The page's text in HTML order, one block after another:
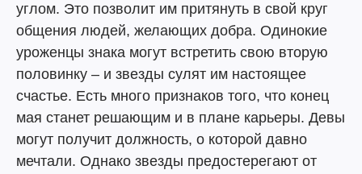
углом. Это позволит им притянуть в свой круг
общения людей, желающих добра. Одинокие
уроженцы знака могут встретить свою вторую
половинку – и звезды сулят им настоящее
счастье. Есть много признаков того, что конец
мая станет решающим и в плане карьеры. Девы
могут получит должность, о которой давно
мечтали. Однако звезды предостерегают от